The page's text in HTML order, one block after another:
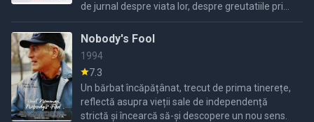
de jurnal despre viata lor, despre greutatiile prin
care sunt nevoite sa treaca zi de zi....
Nobody's Fool
1994
7.3
Un bărbat încăpățânat, trecut de prima tinerețe,
reflectă asupra vieții sale de independență
strictă și încearcă să-și descopere un nou sens.